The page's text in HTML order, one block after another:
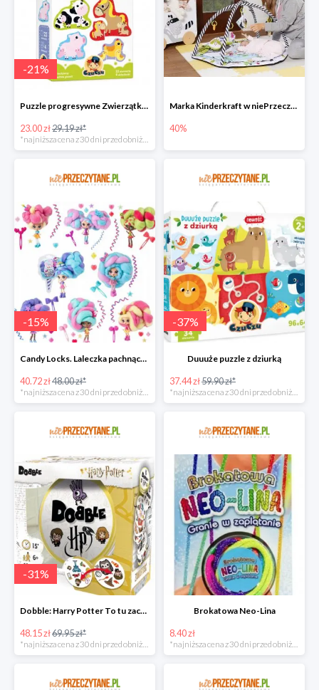
-21%
Puzzle progresywne Zwierzątka na wsi
23.00 zł29.19 zł*
*najniższa cena z 30 dni przed obniżką
Marka Kinderkraft w niePrzeczytane.pl do -40%
40%
-15%
Candy Locks. Laleczka pachnące włosy, mix wzorów
40.72 zł48.00 zł*
-37%
Duuuże puzzle z dziurką
37.44 zł59.90 zł*
-31%
Dobble: Harry Potter To tu zaczyna się magia!
48.15 zł69.95 zł*
*najniższa cena z 30 dni przed obniżką
Brokatowa Neo-Lina
8.40 zł
*najniższa cena z 30 dni przed obniżką